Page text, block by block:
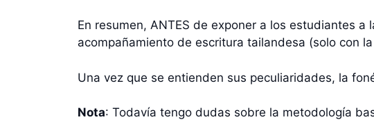
En resumen, ANTES de exponer a los estudiantes
acompañamiento de escritura tailandesa (solo con
Una vez que se entienden sus peculiaridades, la
Nota: Todavía tengo dudas sobre la metodología